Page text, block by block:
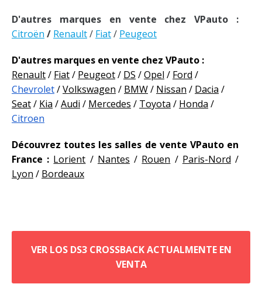
D'autres marques en vente chez VPauto :
Citroën / Renault/ Fiat/ Peugeot
D'autres marques en vente chez VPauto :
Renault/ Fiat/ Peugeot/ DS /Opel / Ford /
Chevrolet/Volkswagen / BMW/ Nissan / Dacia /
Seat/ Kia /Audi / Mercedes / Toyota / Honda /
Citroen
Découvrez toutes les salles de vente VPauto en
France : Lorient / Nantes / Rouen / Paris-Nord /
Lyon / Bordeaux
VER LOS DS3 CROSSBACK ACTUALMENTE EN
VENTA